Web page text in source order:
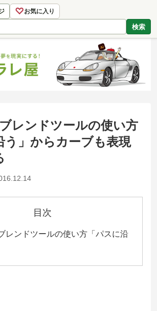
♡お気に入り
検索
レンドツールの使い方
う」からカーブも表現
目次
レンドツールの使い方「パスに沿